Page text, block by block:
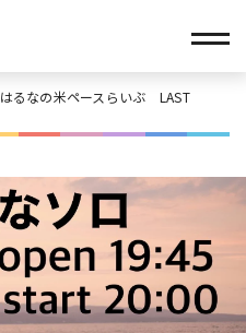
はるなの米ペースらいぶ LAST